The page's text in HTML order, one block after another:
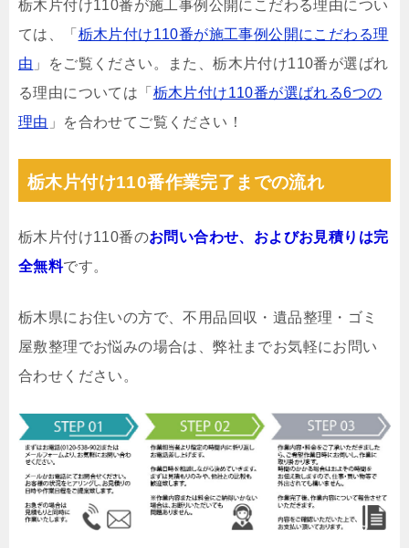
栃木片付け110番が施工事例公開にこだわる理由につい
ては、「 栃木片付け110番が施工事例公開にこだわる理
由 」をご覧ください。また、栃木片付け110番が選ばれ
る理由については「 栃木片付け110番が選ばれる6つの
理由 」を合わせてご覧ください！
栃木片付け110番作業完了までの流れ
栃木片付け110番のお問い合わせ、およびお見積りは完
全無料です。
栃木県にお住いの方で、不用品回収・遺品整理・ゴミ
屋敷整理でお悩みの場合は、弊社までお気軽にお問い
合わせください。